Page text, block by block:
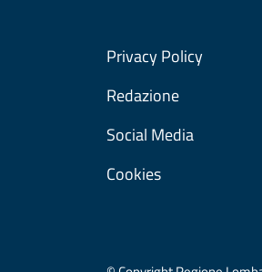
Privacy Policy
Redazione
Social Media
Cookies